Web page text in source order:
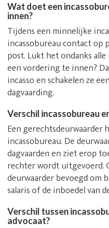
Wat doet een
innen?
Tijdens een minnelijke
incassobureau contact
post. Lukt het ondanks
een vordering te innen?
incasso en schakelen ze
dagvaarding.
Verschil incassobureau
Een gerechtsdeurwaarder
incassobureau. De
dagvaarden en ziet erop
rechter wordt uitgevoerd.
deurwaarder bevoegd om
salaris of de inboedel van
Verschil tussen
advocaat?